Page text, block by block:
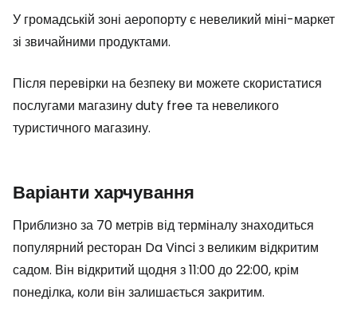
У громадській зоні аеропорту є невеликий міні-маркет
зі звичайними продуктами.
Після перевірки на безпеку ви можете скористатися
послугами магазинуduty freeта невеликого
туристичного магазину.
Варіанти харчування
Приблизно за 70 метрів від терміналу знаходиться
популярний ресторан Da Vinci з великим відкритим
садом. Він відкритий щодня з 11:00 до 22:00, крім
понеділка, коли він залишається закритим.